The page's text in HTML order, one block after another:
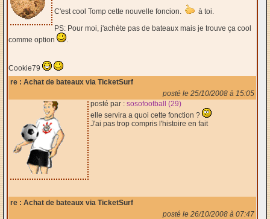
C'est cool Tomp cette nouvelle foncion.
à toi.
PS: Pour moi, j'achète pas de bateaux mais je trouve ça cool
comme option
Cookie79
re : Achat de bateaux via TicketSurf
posté le 25/10/2008 à 15:05
posté par : sosofootball (29)
elle servira a quoi cette fonction ?
J'ai pas trop compris l'histoire en fait
re : Achat de bateaux via TicketSurf
posté le 26/10/2008 à 07:47